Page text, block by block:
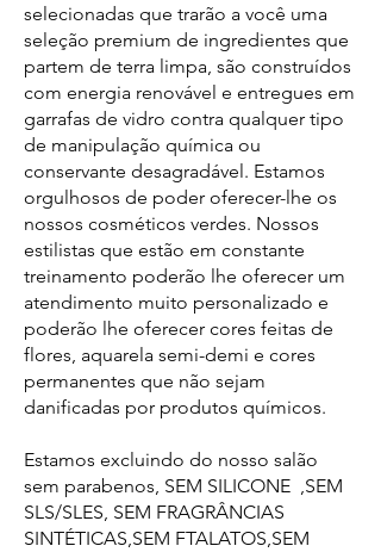
selecionadas que trarão a você uma
seleção premium de ingredientes que
partem de terra limpa, são construídos
com energia renovável e entregues em
garrafas de vidro contra qualquer tipo
de manipulação química ou
conservante desagradável. Estamos
orgulhosos de poder oferecer-lhe os
nossos cosméticos verdes. Nossos
estilistas que estão em constante
treinamento poderão lhe oferecer um
atendimento muito personalizado e
poderão lhe oferecer cores feitas de
flores, aquarela semi-demi e cores
permanentes que não sejam
danificadas por produtos químicos.
Estamos excluindo do nosso salão
sem parabenos, SEM SILICONE ,SEM
SLS/SLES, SEM FRAGRÂNCIAS
SINTÉTICAS,SEM FTALATOS,SEM